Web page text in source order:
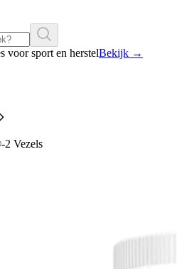
voor sport en herstelBekijk →
Vezels